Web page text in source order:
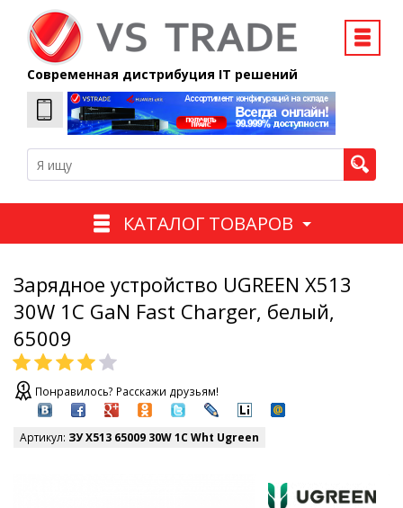
Современная дистрибуция IT решений
КАТАЛОГ ТОВАРОВ
Зарядное устройство UGREEN X513
30W 1C GaN Fast Charger, белый,
65009
Понравилось? Расскажи друзьям!
Артикул: ЗУ X513 65009 30W 1C Wht Ugreen